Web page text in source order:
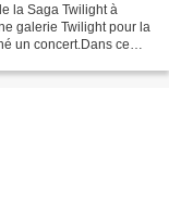
la Saga Twilight à
galerie Twilight pour la
un concert.Dans ce